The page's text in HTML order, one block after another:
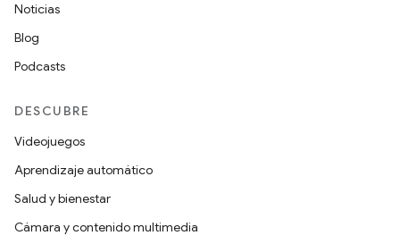
Noticias
Blog
Podcasts
DESCUBRE
Videojuegos
Aprendizaje automático
Salud y bienestar
Cámara y contenido multimedia